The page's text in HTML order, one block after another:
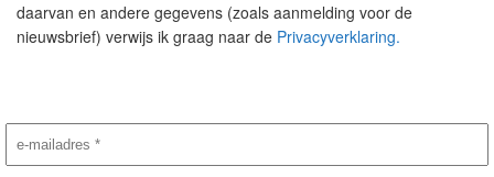
daarvan en andere gegevens (zoals aanmelding voor de
nieuwsbrief) verwijs ik graag naar de Privacyverklaring.